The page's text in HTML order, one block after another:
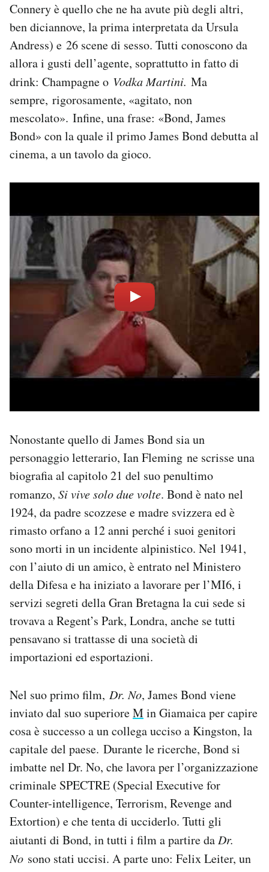
Connery è quello che ne ha avute più degli altri,
ben diciannove, la prima interpretata da Ursula
Andress) e 26 scene di sesso. Tutti conoscono da
allora i gusti dell’agente, soprattutto in fatto di
drink: Champagne o Vodka Martini. Ma
sempre, rigorosamente, «agitato, non
mescolato». Infine, una frase: «Bond, James
Bond» con la quale il primo James Bond debutta al
cinema, a un tavolo da gioco.
Nonostante quello di James Bond sia un
personaggio letterario, Ian Fleming ne scrisse una
biografia al capitolo 21 del suo penultimo
romanzo, Si vive solo due volte. Bond è nato nel
1924, da padre scozzese e madre svizzera ed è
rimasto orfano a 12 anni perché i suoi genitori
sono morti in un incidente alpinistico. Nel 1941,
con l’aiuto di un amico, è entrato nel Ministero
della Difesa e ha iniziato a lavorare per l’MI6, i
servizi segreti della Gran Bretagna la cui sede si
trovava a Regent’s Park, Londra, anche se tutti
pensavano si trattasse di una società di
importazioni ed esportazioni.
Nel suo primo film, Dr. No, James Bond viene
inviato dal suo superioreMin Giamaica per capire
cosa è successo a un collega ucciso a Kingston, la
capitale del paese. Durante le ricerche, Bond si
imbatte nel Dr. No, che lavora per l’organizzazione
criminale SPECTRE (Special Executive for
Counter-intelligence, Terrorism, Revenge and
Extortion) e che tenta di ucciderlo. Tutti gli
aiutanti di Bond, in tutti i film a partire daDr.
No sono stati uccisi. A parte uno: Felix Leiter, un